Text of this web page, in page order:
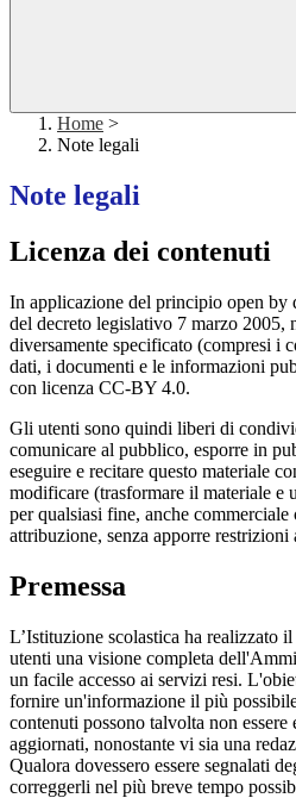
Home >
Note legali
Note legali
Licenza dei contenuti
In applicazione del principio open by
del decreto legislativo 7 marzo
diversamente specificato (compresi i
dati, i documenti e le informazioni
con licenza CC-BY 4.0.
Gli utenti sono quindi liberi di
comunicare al pubblico, esporre in
eseguire e recitare questo materiale
modificare (trasformare il materiale e
per qualsiasi fine, anche
attribuzione, senza apporre restrizioni
Premessa
L’Istituzione scolastica ha realizzato
utenti una visione completa
un facile accesso ai servizi resi.
fornire un'informazione il più
contenuti possono talvolta non
aggiornati, nonostante vi sia una
Qualora dovessero essere segnalati
correggerli nel più breve tempo